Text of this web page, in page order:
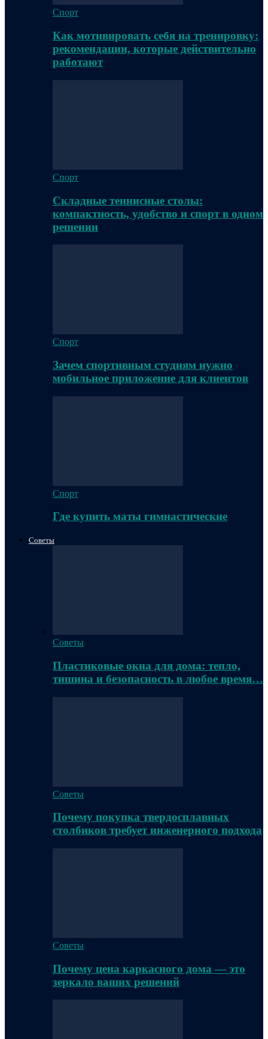
Спорт
Как мотивировать себя на тренировку:
рекомендации, которые действительно
работают
Спорт
Складные теннисные столы:
компактность, удобство и спорт в одном
решении
Спорт
Зачем спортивным студиям нужно
мобильное приложение для клиентов
Спорт
Где купить маты гимнастические
Советы
Советы
Пластиковые окна для дома: тепло,
тишина и безопасность в любое время…
Советы
Почему покупка твердосплавных
столбиков требует инженерного подхода
Советы
Почему цена каркасного дома — это
зеркало ваших решений